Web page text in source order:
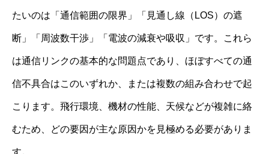
たいのは「通信範囲の限界」「見通し線（LOS）の遮
断」「周波数干渉」「電波の減衰や吸収」です。これら
は通信リンクの基本的な問題点であり、ほぼすべての通
信不具合はこのいずれか、または複数の組み合わせで起
こります。飛行環境、機材の性能、天候などが複雑に絡
むため、どの要因が主な原因かを見極める必要がありま
す。